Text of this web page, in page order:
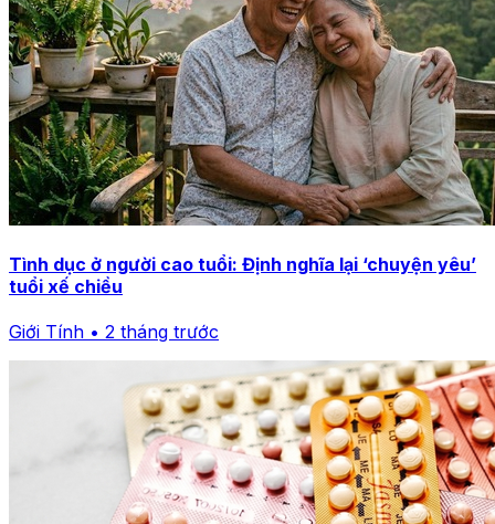
Tình dục ở người cao tuổi: Định nghĩa lại ‘chuyện yêu’
tuổi xế chiều
Giới Tính • 2 tháng trước